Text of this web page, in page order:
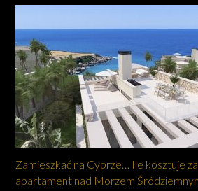
Zamieszkać na Cyprze… Ile kosztuje
apartament nad Morzem